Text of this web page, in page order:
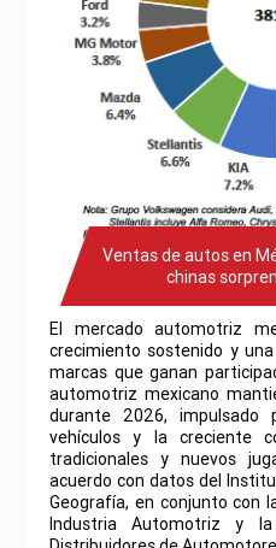
Ventas de autos en
chinas
El mercado automotriz
crecimiento sostenido y
marcas que ganan
automotriz mexicano
durante 2026,
vehículos y la creciente
tradicionales y nuevos
acuerdo con datos del
Geografía, en conjunto con
Industria Automotriz y la